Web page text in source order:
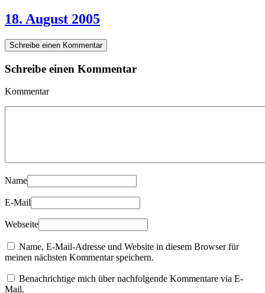
18. August 2005
Schreibe einen Kommentar
Schreibe einen Kommentar
Kommentar
Name
E-Mail
Webseite
Name, E-Mail-Adresse und Website in diesem Browser für
meinen nächsten Kommentar speichern.
Benachrichtige mich über nachfolgende Kommentare via E-
Mail.